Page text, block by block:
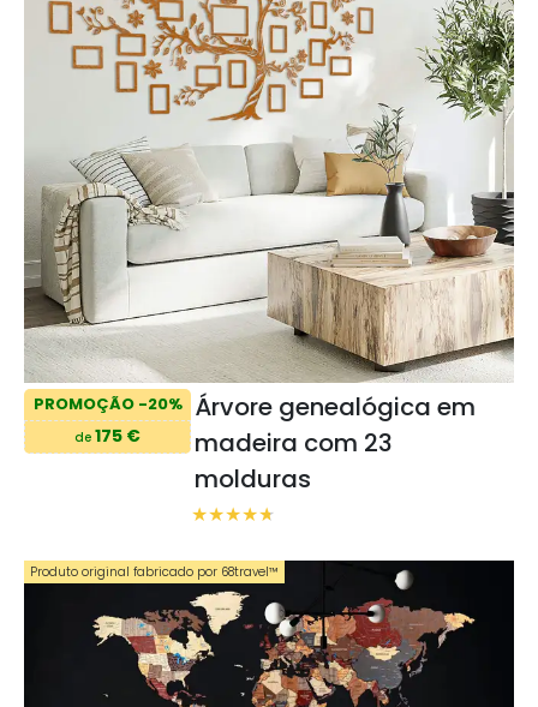
PROMOÇÃO -20%
de 175 €
Árvore genealógica em
madeira com 23
molduras
Produto original fabricado por 68travel™️